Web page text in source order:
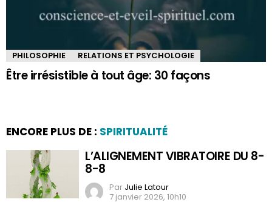
PHILOSOPHIE RELATIONS ET PSYCHOLOGIE
Être irrésistible à tout âge: 30 façons
ENCORE PLUS DE : SPIRITUALITÉ
L’ALIGNEMENT VIBRATOIRE DU 8-
8-8
Par Julie Latour
7 janvier 2026, 10h10